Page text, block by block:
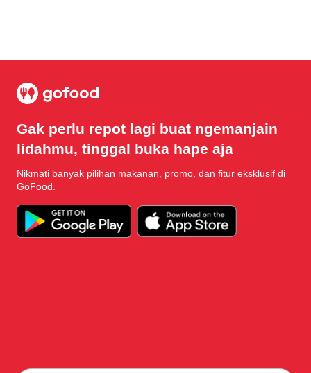
Gak perlu repot lagi buat ngemanjain
lidahmu, tinggal buka hape aja
Nikmati banyak pilihan makanan, promo, dan fitur eksklusif di
GoFood.